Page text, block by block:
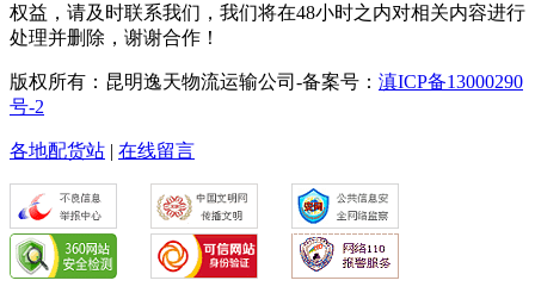
权益，请及时联系我们，我们将在48小时之内对相关内容进行
处理并删除，谢谢合作！
版权所有：昆明逸天物流运输公司-备案号： 滇ICP备13000290
号-2
各地配货站 | 在线留言